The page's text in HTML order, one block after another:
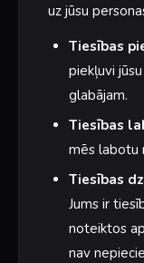
uz jūsu
Tiesības
piekļuvi
glabājam.
Tiesības
mēs labotu
Tiesības
Jums ir
noteiktos
nav